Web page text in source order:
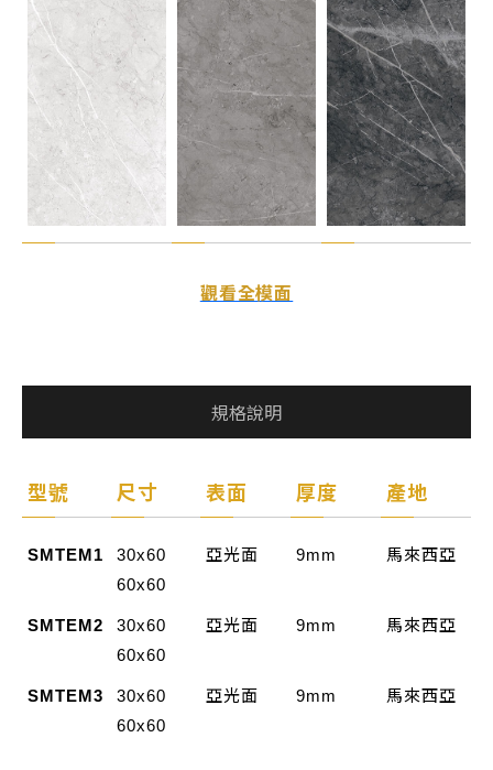
觀看全模面
規格說明
型號 尺寸 表面 厚度 產地
SMTEM1
30x60
60x60
亞光面 9mm 馬來西亞
SMTEM2
30x60
60x60
亞光面 9mm 馬來西亞
SMTEM3
30x60
60x60
亞光面 9mm 馬來西亞